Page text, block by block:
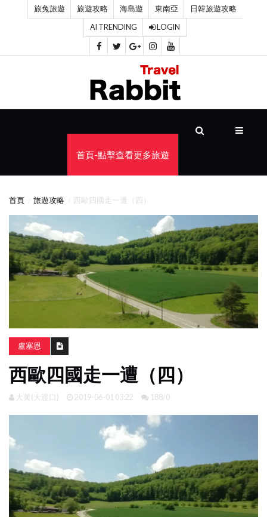
旅兔旅遊 旅遊攻略 海島遊 東南亞 日韓旅遊攻略
AI TRENDING LOGIN
海
島
東
南
日
旅
遊
攻
略
體
驗
片
換
臉
首頁-點擊查看更多旅遊
首頁 旅遊攻略 西歐四國走一遭（四）
盧塞恩
西歐四國走一遭（四）
大黄(大渡口) 2019-06-01 03:22 188/0